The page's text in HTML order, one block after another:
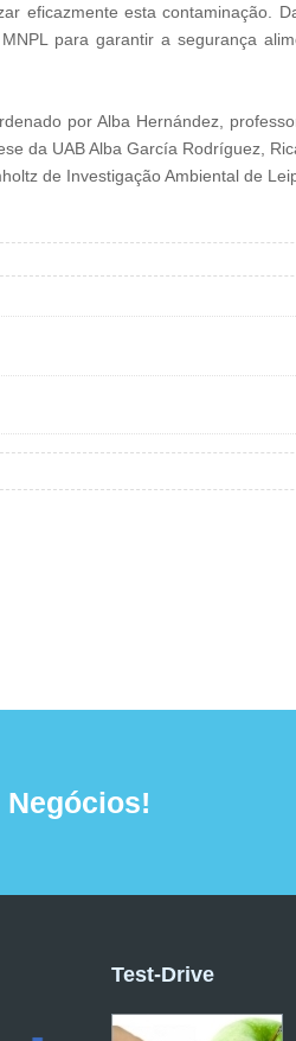
eficazmente esta contaminação.
para garantir a segurança
por Alba Hernández,
da UAB Alba García Rodríguez,
de Investigação Ambiental de
Test-Drive